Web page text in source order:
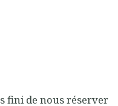
fini de nous réserver